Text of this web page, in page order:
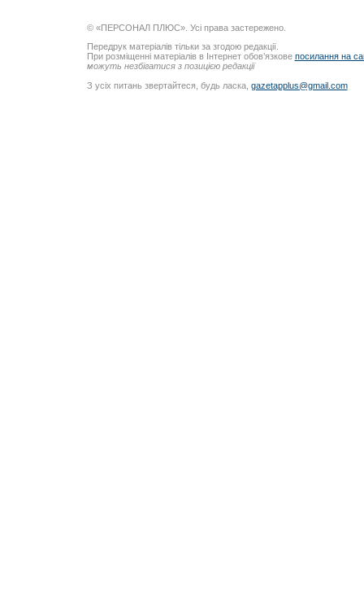
© «ПЕРСОНАЛ ПЛЮС». Усі права застережено.
Передрук матеріалів тільки за згодою редакції.
При розміщенні матеріалів в Інтернет обов’язкове посилання на
можуть незбігатися з позицією редакції
З усіх питань звертайтеся, будь ласка, gazetapplus@gmail.com